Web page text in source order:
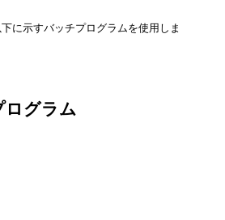
に示すバッチプログラムを使用しま
ログラム